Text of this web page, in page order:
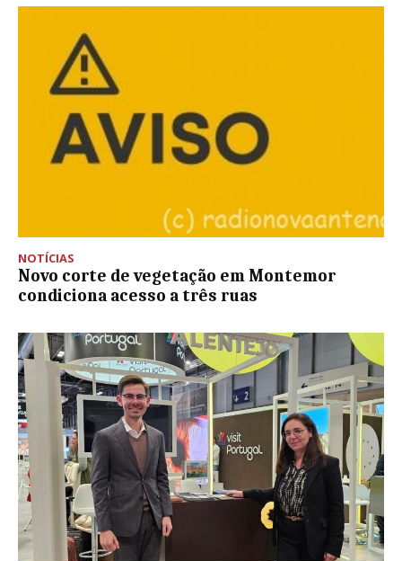
NOTÍCIAS
Novo corte de vegetação em Montemor
condiciona acesso a três ruas